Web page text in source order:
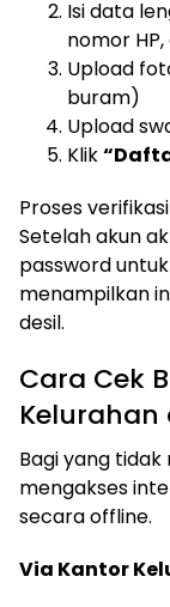
Isi data
nomor
Upload
buram)
Upload
Klik
Proses
Setelah akun
password
menampilkan
desil.
Cara Cek
Kelurahan
Bagi yang tidak
mengakses
secara offline.
Via Kantor